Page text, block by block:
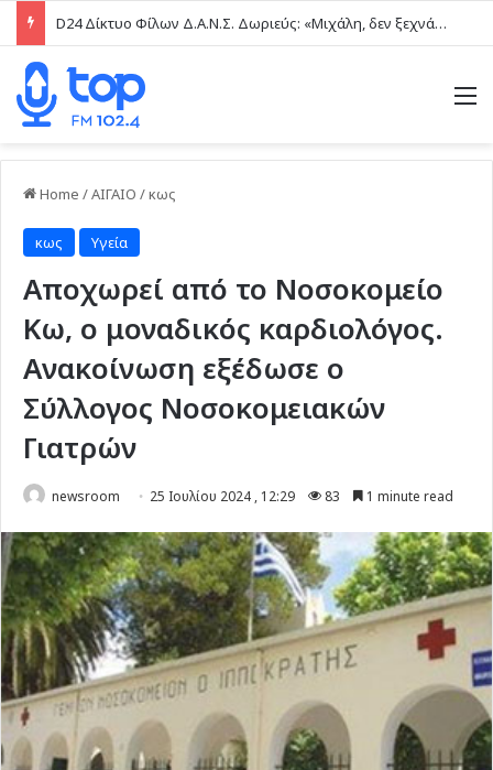
D24 Δίκτυο Φίλων Δ.Α.Ν.Σ. Δωριεύς: «Μιχάλη, δεν ξεχνάμε – Η βία δεν είναι μαγκιά»
Home /ΑΙΓΑΙΟ /κως
κως Υγεία
Aποχωρεί από το Νοσοκομείο
Κω, ο μοναδικός καρδιολόγος.
Ανακοίνωση εξέδωσε ο
Σύλλογος Νοσοκομειακών
Γιατρών
newsroom 25 Ιουλίου 2024 , 12:29 83 1 minute read